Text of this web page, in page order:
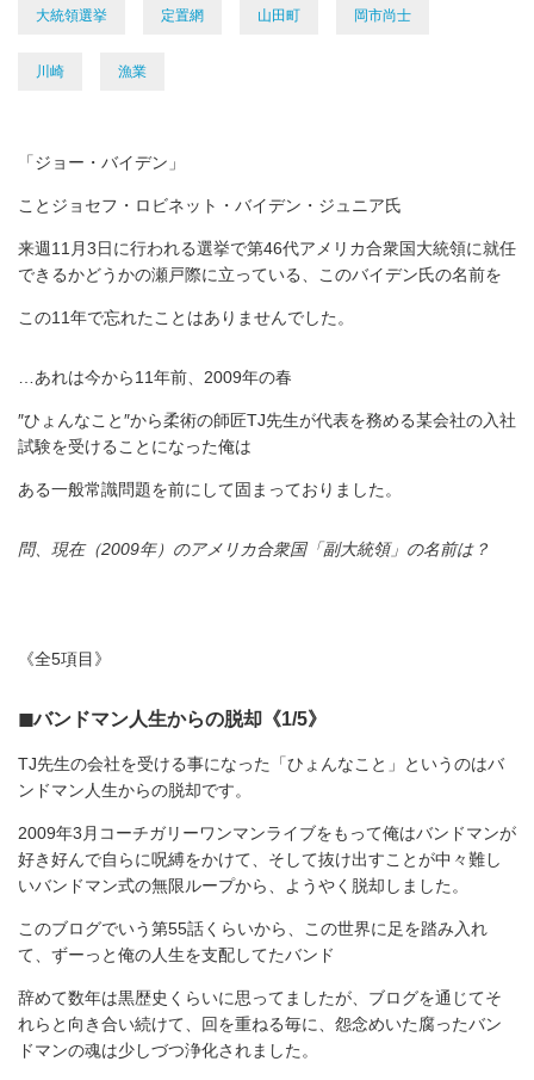
大統領選挙 定置網 山田町 岡市尚士
川崎 漁業
「ジョー・バイデン」
ことジョセフ・ロビネット・バイデン・ジュニア氏
来週11月3日に行われる選挙で第46代アメリカ合衆国大統領に就任
できるかどうかの瀬戸際に立っている、このバイデン氏の名前を
この11年で忘れたことはありませんでした。
…あれは今から11年前、2009年の春
″ひょんなこと″から柔術の師匠TJ先生が代表を務める某会社の入社
試験を受けることになった俺は
ある一般常識問題を前にして固まっておりました。
問、現在（2009年）のアメリカ合衆国「副大統領」の名前は？
《全5項目》
◼︎バンドマン人生からの脱却《1/5》
TJ先生の会社を受ける事になった「ひょんなこと」というのはバ
ンドマン人生からの脱却です。
2009年3月コーチガリーワンマンライブをもって俺はバンドマンが
好き好んで自らに呪縛をかけて、そして抜け出すことが中々難し
いバンドマン式の無限ループから、ようやく脱却しました。
このブログでいう第55話くらいから、この世界に足を踏み入れ
て、ずーっと俺の人生を支配してたバンド
辞めて数年は黒歴史くらいに思ってましたが、ブログを通じてそ
れらと向き合い続けて、回を重ねる毎に、怨念めいた腐ったバン
ドマンの魂は少しづつ浄化されました。